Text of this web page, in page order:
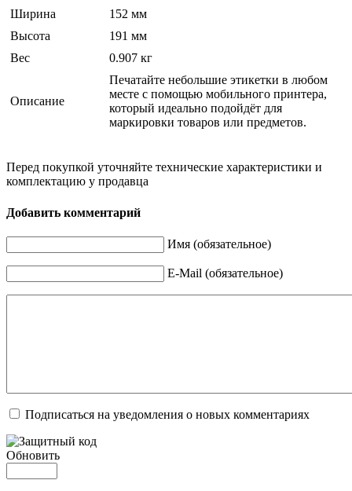
Ширина
152 мм
Высота
191 мм
Вес
0.907 кг
Описание
Печатайте небольшие этикетки в любом
месте с помощью мобильного принтера,
который идеально подойдёт для
маркировки товаров или предметов.
Перед покупкой уточняйте технические характеристики и
комплектацию у продавца
Добавить комментарий
Имя (обязательное)
E-Mail (обязательное)
Подписаться на уведомления о новых комментариях
Обновить